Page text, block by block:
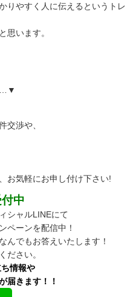
りやすく人に伝えるというトレ
思います。
交渉や、
お気軽にお申し付け下さい!
中
シャルLINEにて
ペーンを配信中！
んでもお答えいたします！
ださい。
情報や
届きます！！